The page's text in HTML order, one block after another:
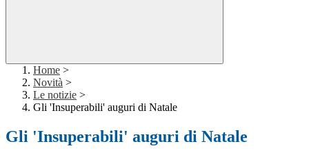
Home >
Novità >
Le notizie >
Gli 'Insuperabili' auguri di Natale
Gli 'Insuperabili' auguri di Natale